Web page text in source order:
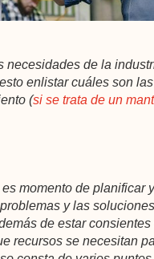
necesidades de la
enlistar cuáles son
(si se trata de un
momento de planificar
y las
de estar
recursos se necesitan